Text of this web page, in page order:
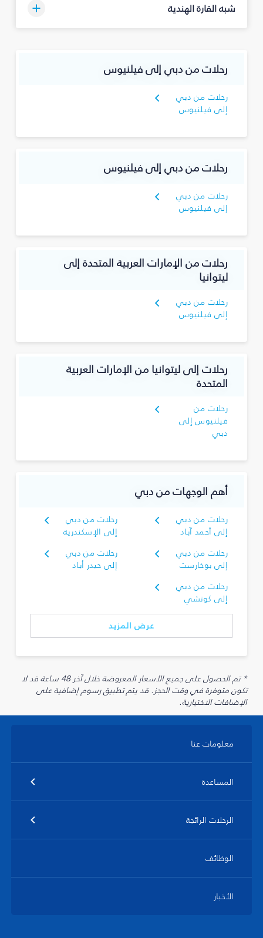
شبه القارة الهندية
رحلات من دبي إلى فيلنيوس
رحلات من دبي
إلى فيلنيوس
رحلات من دبي إلى فيلنيوس
رحلات من دبي
إلى فيلنيوس
رحلات من الإمارات العربية المتحدة إلى
ليتوانيا
رحلات من دبي
إلى فيلنيوس
رحلات إلى ليتوانيا من الإمارات العربية
المتحدة
رحلات من
فيلنيوس إلى
دبي
أهم الوجهات من دبي
رحلات من دبي
إلى أحمد آباد
رحلات من دبي
إلى الإسكندرية
رحلات من دبي
إلى بوخارست
رحلات من دبي
إلى حيدر أباد
رحلات من دبي
إلى كوتشي
عرض المزيد
* تم الحصول على جميع الأسعار المعروضة خلال آخر 48 ساعة قد لا
تكون متوفرة في وقت الحجز. قد يتم تطبيق رسوم إضافية على
الإضافات الاختيارية.
معلومات عنا
المساعدة
الرحلات الرائجة
الوظائف
الأخبار